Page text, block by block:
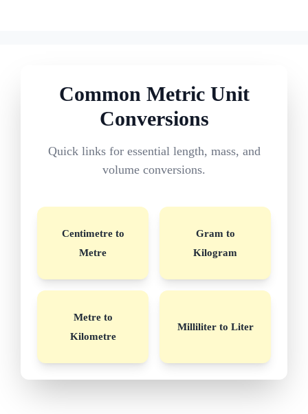
Common Metric Unit
Conversions
Quick links for essential length, mass, and
volume conversions.
Centimetre to
Metre
Gram to
Kilogram
Metre to
Kilometre
Milliliter to Liter